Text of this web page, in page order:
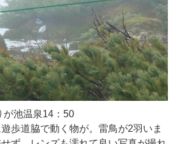
池温泉14：50
歩道脇で動く物が。雷鳥が2羽いま